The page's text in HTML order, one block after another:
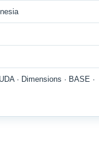
· Dimensions · BASE ·